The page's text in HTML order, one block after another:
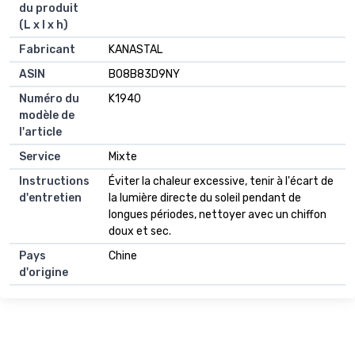
du produit
(L x l x h)
Fabricant
KANASTAL
ASIN
B08B83D9NY
Numéro du
modèle de
l'article
K1940
Service
Mixte
Instructions
d'entretien
Éviter la chaleur excessive, tenir à l'écart de
la lumière directe du soleil pendant de
longues périodes, nettoyer avec un chiffon
doux et sec.
Pays
d'origine
Chine